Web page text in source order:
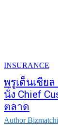
INSURANCE
พรูเด็นเชีย
นั่ง Chief
ตลาด
Author